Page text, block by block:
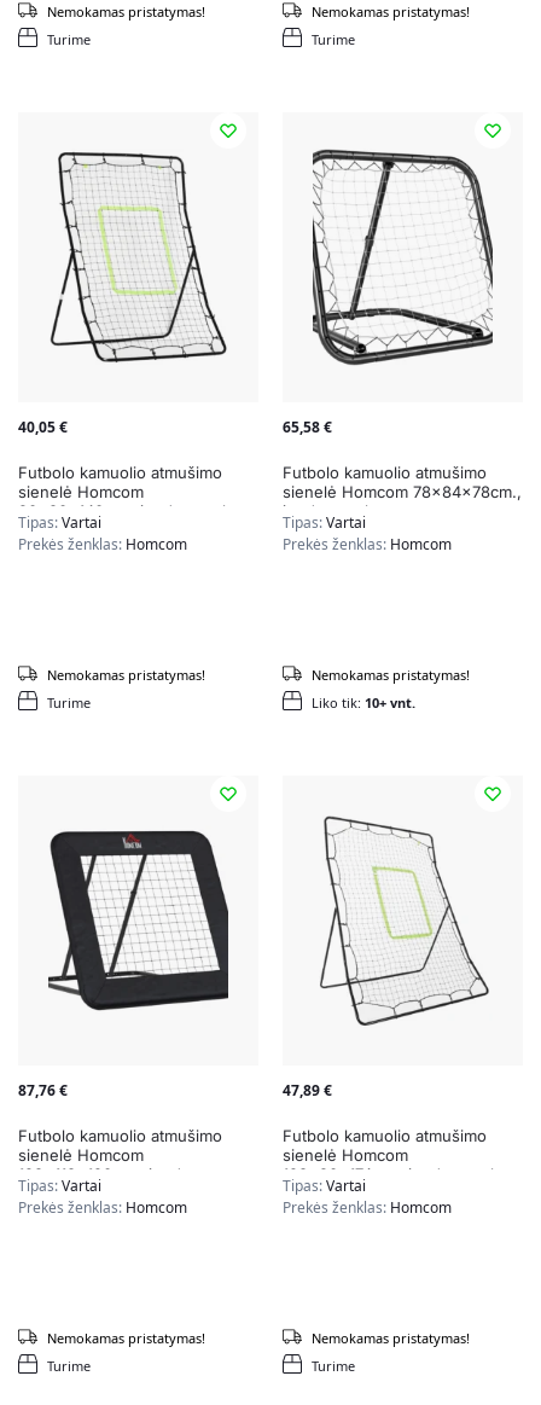
Turime
Nemokamas pristatymas!
Turime
Nemokamas pristatymas!
40,05€
Futbolo kamuolio atmušimo
sienelė Homcom
90x80x140cm., juodos spalvos
Tipas:Vartai
Prekės ženklas: Homcom
Turime
Nemokamas pristatymas!
65,58€
Futbolo kamuolio atmušimo
sienelė Homcom 78x84x78cm.,
juodos spalvos
Tipas:Vartai
Prekės ženklas: Homcom
Liko tik: 10+ vnt.
Nemokamas pristatymas!
87,76€
Futbolo kamuolio atmušimo
sienelė Homcom
128x118x120cm., juodos
spalvos
Tipas:Vartai
Prekės ženklas: Homcom
Turime
Nemokamas pristatymas!
47,89€
Futbolo kamuolio atmušimo
sienelė Homcom
123x90x174cm., juodos spalvos
Tipas:Vartai
Prekės ženklas: Homcom
Turime
Nemokamas pristatymas!